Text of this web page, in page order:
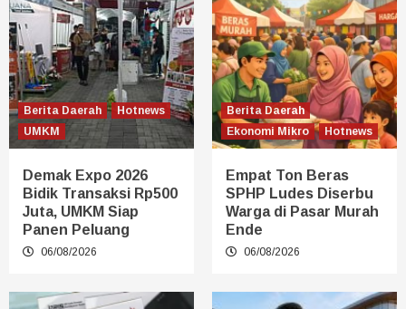
Berita Daerah
Hotnews
UMKM
Demak Expo 2026
Bidik Transaksi Rp500
Juta, UMKM Siap
Panen Peluang
06/08/2026
Berita Daerah
Ekonomi Mikro
Hotnews
Empat Ton Beras
SPHP Ludes Diserbu
Warga di Pasar Murah
Ende
06/08/2026